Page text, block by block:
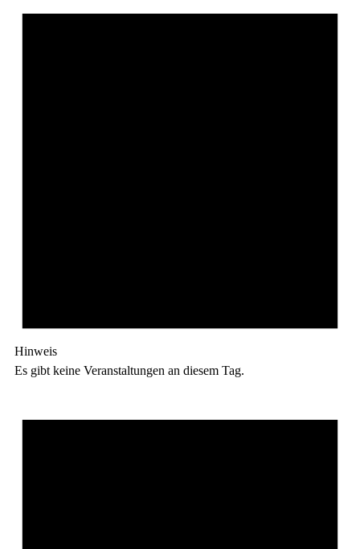
Hinweis
Es gibt keine Veranstaltungen an diesem Tag.